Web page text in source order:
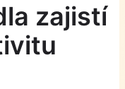
zajistí